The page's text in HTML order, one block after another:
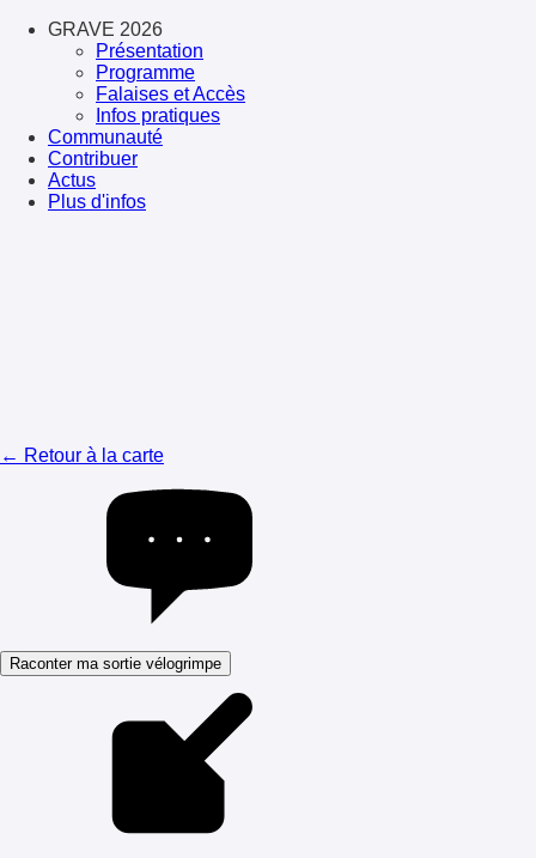
GRAVE 2026
Présentation
Programme
Falaises et Accès
Infos pratiques
Communauté
Contribuer
Actus
Plus d'infos
← Retour à la carte
Raconter ma sortie vélogrimpe